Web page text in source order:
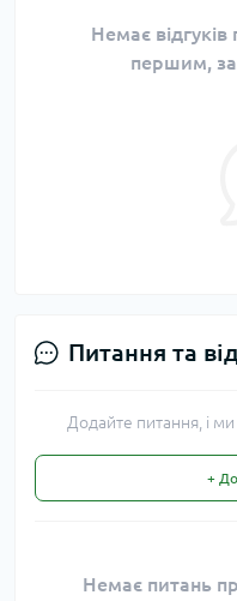
Немає
першим,
Питання та
Додайте питання, і
+
Немає питань